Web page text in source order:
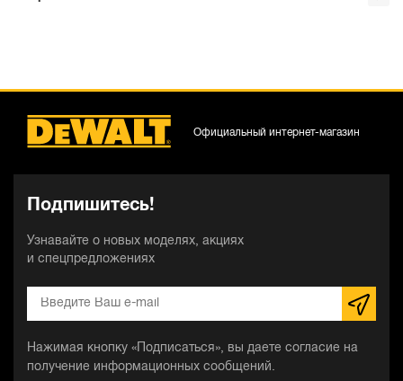
Подпишитесь!
Узнавайте о новых моделях, акциях
и спецпредложениях
Нажимая кнопку «Подписаться», вы даете согласие на
получение информационных сообщений.
Официальный интернет-магазин